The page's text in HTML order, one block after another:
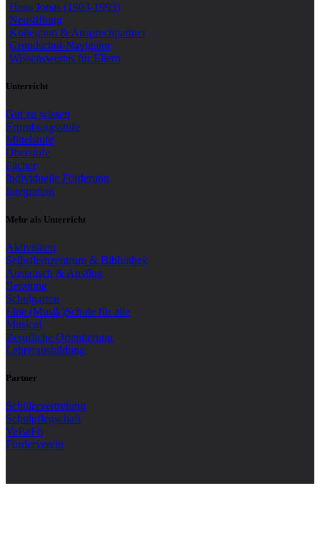
Hans Jonas (1903-1993)
Neustiftung
Kollegium & Ansprechpartner
Grundschul-Navigator
Wissenswertes für Eltern
Unterricht
Gut zu wissen
Erprobungsstufe
Mittelstufe
Oberstufe
Fächer
Individuelle Förderung
Integration
Mehr als Unterricht
Aktivitäten
Selbstlernzentrum & Bibliothek
Austausch & Ausflug
Beratung
Schulgarten
Eine (Musik)Schule für alle
Musical
Berufliche Orientierung
Lehrerausbildung
Partner
Schülervertretung
Schulpflegschaft
VeBeFö
Förderverein